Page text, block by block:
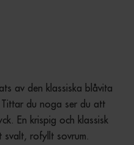
av den klassiska blåvita
du noga ser du att
En krispig och klassisk
svalt, rofyllt sovrum.